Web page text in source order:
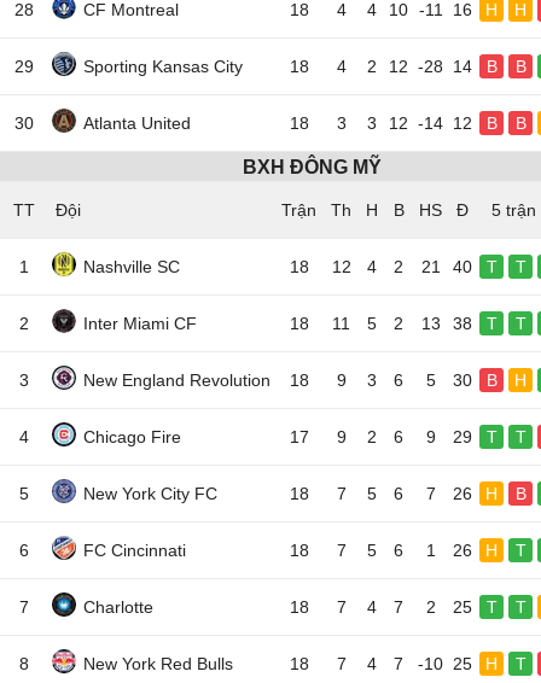
28 CF Montreal 18 4 4 10 -11 16 H H
29 Sporting Kansas City 18 4 2 12 -28 14 B B
30 Atlanta United 18 3 3 12 -14 12 B B
BXH ĐÔNG MỸ
TT Đội 5 trận
1 Nashville SC 18 12 4 2 21 40 T T
2 Inter Miami CF 18 11 5 2 13 38 T T
3 New England Revolution 18 9 3 6 5 30 B H
4 Chicago Fire 17 9 2 6 9 29 T T
5 New York City FC 18 7 5 6 7 26 H B
6 FC Cincinnati 18 7 5 6 1 26 H T
7 Charlotte 18 7 4 7 2 25 T T
8 New York Red Bulls 18 7 4 7 -10 25 H T